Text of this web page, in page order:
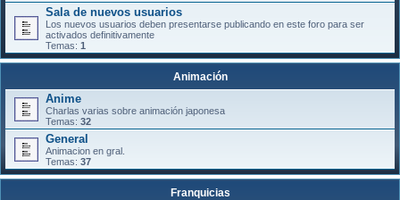
Sala de nuevos usuarios
Los nuevos usuarios deben presentarse publicando en este foro para ser
activados definitivamente
Temas: 1
Animación
Anime
Charlas varias sobre animación japonesa
Temas: 32
General
Animacion en gral.
Temas: 37
Franquicias